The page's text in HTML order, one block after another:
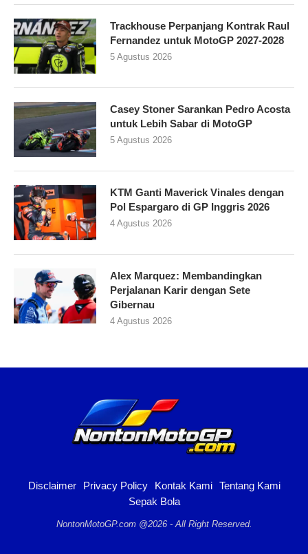
Trackhouse Perpanjang Kontrak Raul
Fernandez untuk MotoGP 2027-2028
5 Agustus 2026
Casey Stoner Sarankan Pedro Acosta
untuk Lebih Sabar di MotoGP
5 Agustus 2026
KTM Ganti Maverick Vinales dengan
Pol Espargaro di GP Inggris 2026
4 Agustus 2026
Alex Marquez: Membandingkan
Perjalanan Karir dengan Sete
Gibernau
4 Agustus 2026
Disclaimer Privacy Policy Kontak Kami
Tentang Kami
Sepak Bola
NontonMotoGP.com @2026 - All Right Reserved.